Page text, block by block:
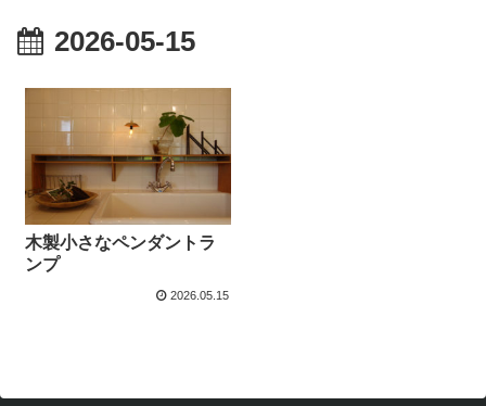
2026-05-15
木製小さなペンダントラ
ンプ
2026.05.15